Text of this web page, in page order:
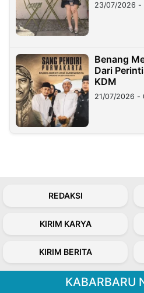
23/07/2026 -
Benang
Dari
KDM
21/07/2026 -
REDAKSI
KIRIM KARYA
KIRIM BERITA
KABARBARU